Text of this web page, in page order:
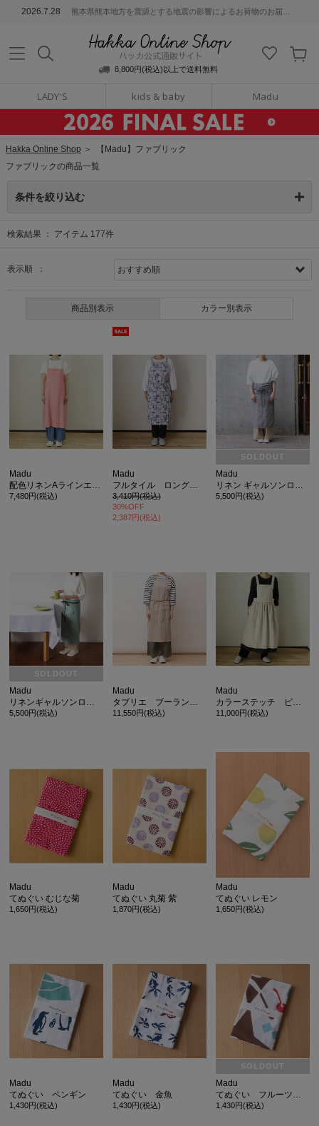
2026.7.28 熊本県熊本地方を震源とする地震の影響によるお荷物のお届けについて
8,800円(税込)以上で送料無料
LADY'S kids & baby Madu
通販サイト
Hakka Online Shop ＞
【Madu】ファブリック
ファブリックの商品一覧
条件を絞り込む
検索結果 ： アイテム 177件
表示順 ：
商品別表示 カラー別表示
Madu
7,480円(税込)
Madu
3,410円(税込)
30%OFF
2,387円(税込)
SOLDOUT
Madu
5,500円(税込)
SOLDOUT
Madu
リネンギャルソンロングエプロン アクア
5,500円(税込)
Madu
タブリエ ブーランジェリー エプロン
11,550円(税込)
Madu
カラーステッチ ピナフォアエプロン
11,000円(税込)
Madu
てぬぐい むじな菊
1,650円(税込)
Madu
てぬぐい 丸菊 紫
1,870円(税込)
Madu
てぬぐい レモン
1,650円(税込)
Madu
てぬぐい ペンギン
1,430円(税込)
Madu
てぬぐい 金魚
1,430円(税込)
SOLDOUT
Madu
てぬぐい フルーツみつ豆 茶
1,430円(税込)